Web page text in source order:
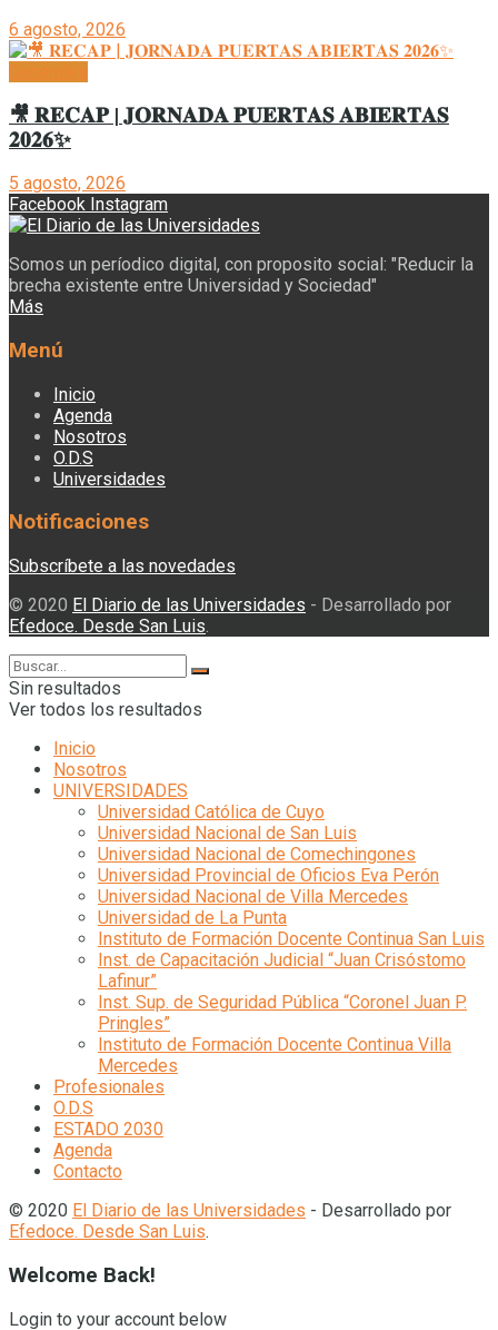
6 agosto, 2026
🎥 𝐑𝐄𝐂𝐀𝐏 | 𝐉𝐎𝐑𝐍𝐀𝐃𝐀 𝐏𝐔𝐄𝐑𝐓𝐀𝐒 𝐀𝐁𝐈𝐄𝐑𝐓𝐀𝐒
𝟐𝟎𝟐𝟔✨
5 agosto, 2026
Facebook Instagram
Somos un períodico digital, con proposito social: "Reducir la
brecha existente entre Universidad y Sociedad"
Más
Menú
Inicio
Agenda
Nosotros
O.D.S
Universidades
Notificaciones
Subscríbete a las novedades
© 2020 El Diario de las Universidades - Desarrollado por
Efedoce. Desde San Luis.
Sin resultados
Ver todos los resultados
Inicio
Nosotros
UNIVERSIDADES
Universidad Católica de Cuyo
Universidad Nacional de San Luis
Universidad Nacional de Comechingones
Universidad Provincial de Oficios Eva Perón
Universidad Nacional de Villa Mercedes
Universidad de La Punta
Instituto de Formación Docente Continua San Luis
Inst. de Capacitación Judicial “Juan Crisóstomo
Lafinur”
Inst. Sup. de Seguridad Pública “Coronel Juan P.
Pringles”
Instituto de Formación Docente Continua Villa
Mercedes
Profesionales
O.D.S
ESTADO 2030
Agenda
Contacto
© 2020 El Diario de las Universidades - Desarrollado por
Efedoce. Desde San Luis.
Welcome Back!
Login to your account below